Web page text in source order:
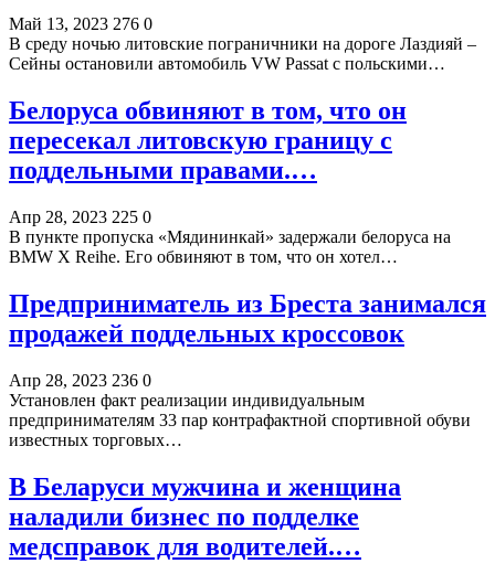
Май 13, 2023 276 0
В среду ночью литовские пограничники на дороге Лаздияй –
Сейны остановили автомобиль VW Passat с польскими…
Белоруса обвиняют в том, что он
пересекал литовскую границу с
поддельными правами.…
Апр 28, 2023 225 0
В пункте пропуска «Мядининкай» задержали белоруса на
BMW X Reihe. Его обвиняют в том, что он хотел…
Предприниматель из Бреста занимался
продажей поддельных кроссовок
Апр 28, 2023 236 0
Установлен факт реализации индивидуальным
предпринимателям 33 пар контрафактной спортивной обуви
известных торговых…
В Беларуси мужчина и женщина
наладили бизнес по подделке
медсправок для водителей.…